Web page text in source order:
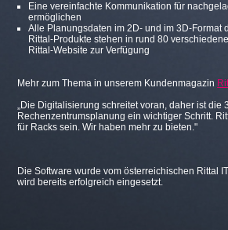
Eine vereinfachte Kommunikation für
ermöglichen
Alle Planungsdaten im 2D- und im 3D-Format
Rittal-Produkte stehen in rund 80
Rittal-Website zur Verfügung
Mehr zum Thema in unserem Kundenmagazin
„Die Digitalisierung schreitet voran, daher ist die
Rechenzentrumsplanung ein wichtiger Schritt.
für Racks sein. Wir haben mehr zu bieten."
Die Software wurde vom österreichischen Rittal
wird bereits erfolgreich eingesetzt.